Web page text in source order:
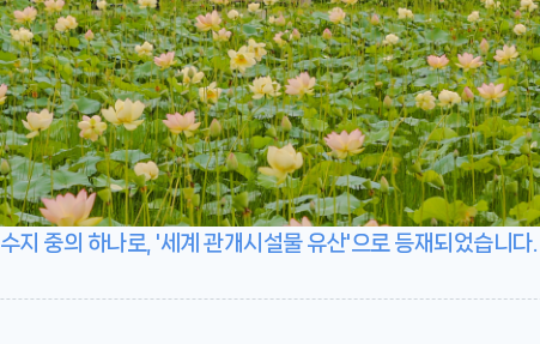
지 중의 하나로, '세계 관개시설물 유산'으로 등재되었습니다.